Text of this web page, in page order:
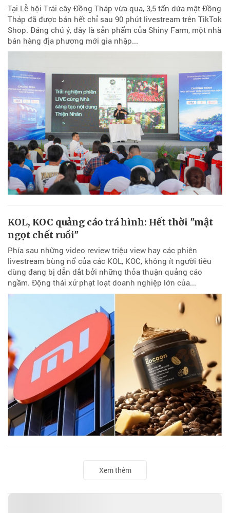
Tại Lễ hội Trái cây Đồng Tháp vừa qua, 3,5 tấn dứa mật Đồng
Tháp đã được bán hết chỉ sau 90 phút livestream trên TikTok
Shop. Đáng chú ý, đây là sản phẩm của Shiny Farm, một nhà
bán hàng địa phương mới gia nhập...
KOL, KOC quảng cáo trá hình: Hết thời "mật
ngọt chết ruồi"
Phía sau những video review triệu view hay các phiên
livestream bùng nổ của các KOL, KOC, không ít người tiêu
dùng đang bị dẫn dắt bởi những thỏa thuận quảng cáo
ngầm. Động thái xử phạt loạt doanh nghiệp lớn của...
Xem thêm